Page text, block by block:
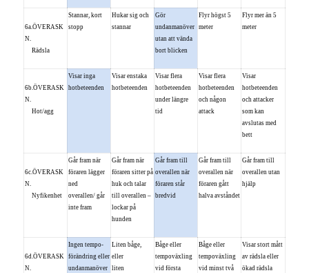
6a.ÖVERASK
N.
Rädsla
Stannar, kort
stopp
Hukar sig och
stannar
Gör
undanmanöver
utan att vända
bort blicken
Flyr högst 5
meter
Flyr mer än 5
meter
6b.ÖVERASK
N.
Hot/agg
Visar inga
hotbeteenden
Visar enstaka
hotbeteenden
Visar flera
hotbeteenden
under längre
tid
Visar flera
hotbeteenden
och någon
attack
Visar
hotbeteenden
och attacker
som kan
avslutas med
bett
6c.ÖVERASK
N.
Nyfikenhet
Går fram när
föraren lägger
ned
overallen/ går
inte fram
Går fram när
föraren sitter på
huk och talar
till overallen –
lockar på
hunden
Går fram till
overallen när
föraren står
bredvid
Går fram till
overallen när
föraren gått
halva avståndet
Går fram till
overallen utan
hjälp
6d.ÖVERASK
N.
Ingen tempo-
förändring eller
undanmanöver
Liten båge,
eller
liten
Båge eller
tempoväxling
vid första
Båge eller
tempoväxling
vid minst två
Visar stort mått
av rädsla eller
ökad rädsla